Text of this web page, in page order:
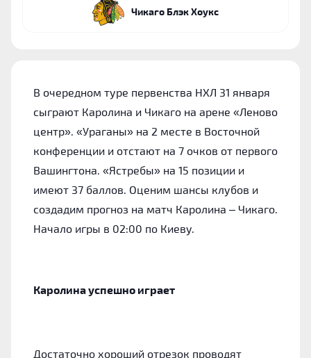
Чикаго Блэк Хоукс
В очередном туре первенства НХЛ 31 января
сыграют Каролина и Чикаго на арене «Леново
центр». «Ураганы» на 2 месте в Восточной
конференции и отстают на 7 очков от первого
Вашингтона. «Ястребы» на 15 позиции и
имеют 37 баллов. Оценим шансы клубов и
создадим прогноз на матч Каролина – Чикаго.
Начало игры в 02:00 по Киеву.
Каролина успешно играет
Достаточно хороший отрезок проводят